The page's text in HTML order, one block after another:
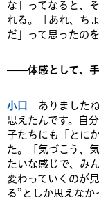
な」ってなると、
れる。「あれ、ち
だ」って思ったの
——体感として、手
小口
ありました
思えたんです。自
子たちにも「とに
た。「気づこう、
たいな感じで、み
変わっていくのが
る”としか思えな